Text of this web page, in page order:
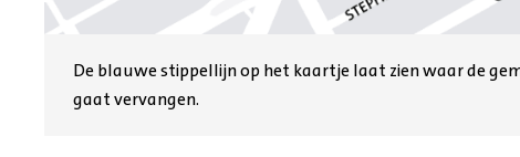
De blauwe stippellijn op het kaartje laat zien waar de
gaat vervangen.